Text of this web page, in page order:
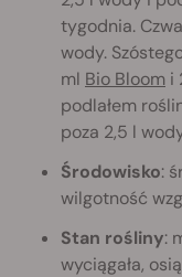
tygodnia.
wody.
ml Bio Bloom i
podlałem
poza 2,5 l
Środowisko:
wilgotność
Stan rośliny:
wyciągała,